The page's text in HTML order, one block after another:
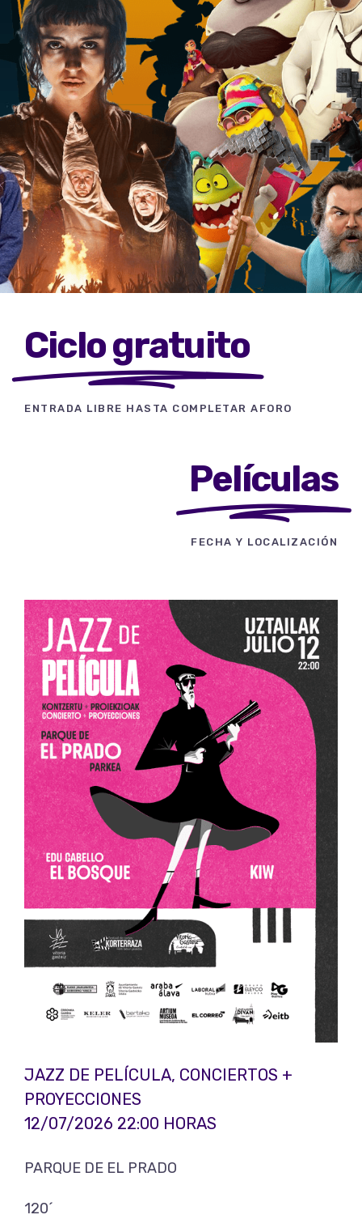
Ciclo gratuito
ENTRADA LIBRE HASTA COMPLETAR AFORO
Películas
FECHA Y LOCALIZACIÓN
JAZZ DE PELÍCULA, CONCIERTOS +
PROYECCIONES
12/07/2026 22:00 HORAS
PARQUE DE EL PRADO
120´